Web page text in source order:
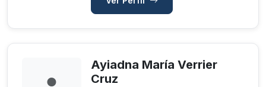
Ayiadna María Verrier
Cruz